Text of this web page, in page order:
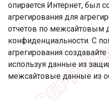
опирается Интернет, был
агрегирования для
отчетов по межсайтовым
конфиденциальности. С
агрегирования
используя данные из
межсайтовые данные из